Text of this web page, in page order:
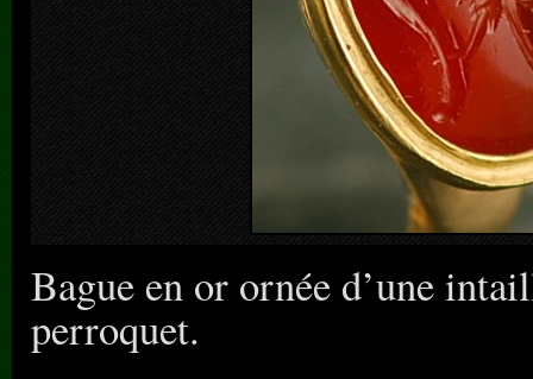
Bague en or ornée d’une
perroquet.